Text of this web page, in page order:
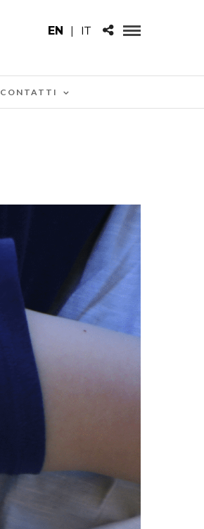
EN | IT
CONTATTI